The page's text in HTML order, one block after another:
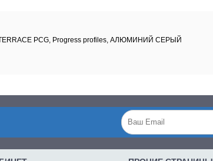
PCG, Progress profiles, АЛЮМИНИЙ СЕРЫЙ